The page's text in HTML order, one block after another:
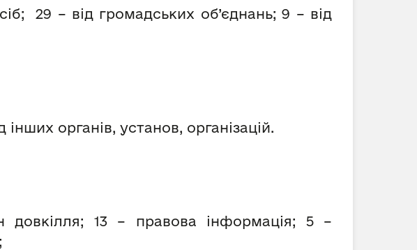
29 – від громадських об’єднань; 9 – від
органів, установ, організацій.
довкілля; 13 – правова інформація; 5 –